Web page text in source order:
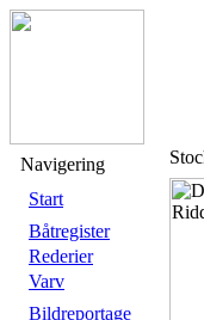
Navigering
Start
Båtregister
Rederier
Varv
Bildreportage